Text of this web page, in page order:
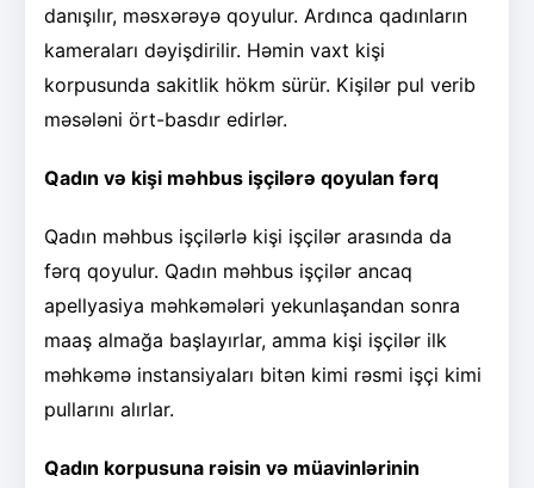
danışılır, məsxərəyə qoyulur. Ardınca qadınların
kameraları dəyişdirilir. Həmin vaxt kişi
korpusunda sakitlik hökm sürür. Kişilər pul verib
məsələni ört-basdır edirlər.
Qadın və kişi məhbus işçilərə qoyulan fərq
Qadın məhbus işçilərlə kişi işçilər arasında da
fərq qoyulur. Qadın məhbus işçilər ancaq
apellyasiya məhkəmələri yekunlaşandan sonra
maaş almağa başlayırlar, amma kişi işçilər ilk
məhkəmə instansiyaları bitən kimi rəsmi işçi kimi
pullarını alırlar.
Qadın korpusuna rəisin və müavinlərinin